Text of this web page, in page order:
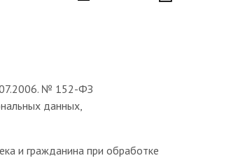
№ 152-ФЗ
данных,
и гражданина при обработке